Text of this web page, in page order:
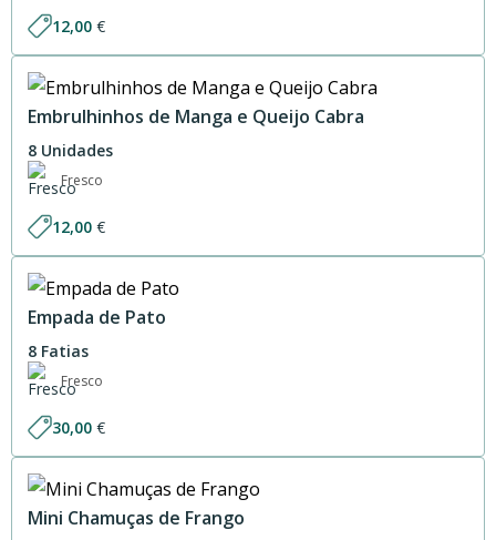
12,00 €
Embrulhinhos de Manga e Queijo Cabra
8 Unidades
Fresco
12,00 €
Empada de Pato
8 Fatias
Fresco
30,00 €
Mini Chamuças de Frango